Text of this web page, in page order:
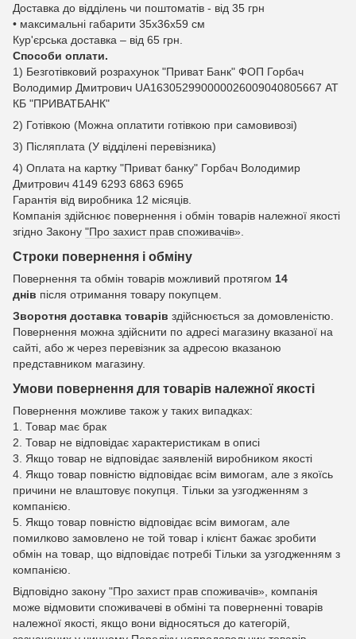
Доставка до відділень чи поштоматів - від 35 грн
• максимальні габарити 35x36x59 см
Кур'єрська доставка – від 65 грн.
Способи оплати.
1) Безготівковий розрахунок "Приват Банк" ФОП Горбач
Володимир Дмитрович UA163052990000026009040805667 АТ
КБ "ПРИВАТБАНК"
2) Готівкою (Можна оплатити готівкою при самовивозі)
3) Післяплата (У відділені перевізника)
4) Оплата на картку "Приват банку" Горбач Володимир
Дмитрович 4149 6293 6863 6965
Гарантія від виробника 12 місяців.
Компанія здійснює повернення і обмін товарів належної якості
згідно Закону "Про захист прав споживачів».
Строки повернення і обміну
Повернення та обмін товарів можливий протягом 14
днів після отримання товару покупцем.
Зворотня доставка товарів здійснюється за домовленістю.
Повернення можна здійснити по адресі магазину вказаної на
сайті, або ж через перевізник за адресою вказаною
представником магазину.
Умови повернення для товарів належної якості
Повернення можливе також у таких випадках:
1. Товар має брак
2. Товар не відповідає характеристикам в описі
3. Якщо товар не відповідає заявленій виробником якості
4. Якщо товар повністю відповідає всім вимогам, але з якоїсь
причини не влаштовує покупця. Тільки за узгодженням з
компанією.
5. Якщо товар повністю відповідає всім вимогам, але
помилково замовлено не той товар і клієнт бажає зробити
обмін на товар, що відповідає потребі Тільки за узгодженням з
компанією.
Відповідно закону "Про захист прав споживачів» , компанія
може відмовити споживачеві в обміні та поверненні товарів
належної якості, якщо вони відносяться до категорій,